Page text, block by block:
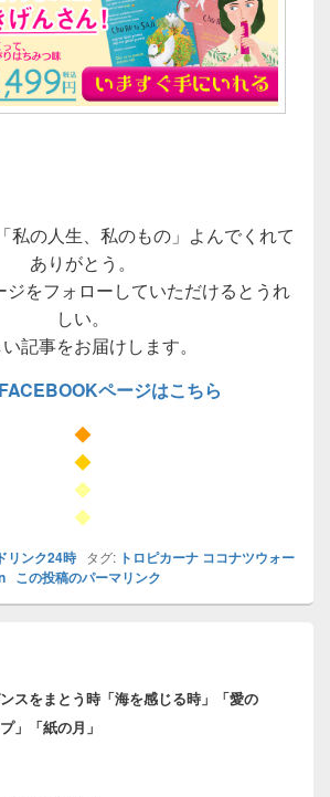
私の人生、私のもの」よんでくれて
ありがとう。
ジをフォローしていただけるとうれ
しい。
記事をお届けします。
ページはこちら
◆
◆
◆
◆
リンク24時タグ: トロピカーナ ココナツウォー
この投稿のパーマリンク
スをまとう時「海を感じる時」「愛の
」「紙の月」